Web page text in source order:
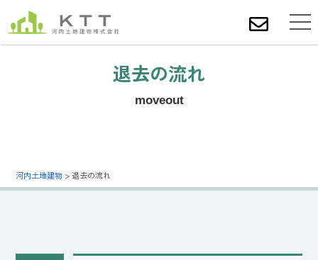
退去の流れ
moveout
河内土地建物 >退去の流れ